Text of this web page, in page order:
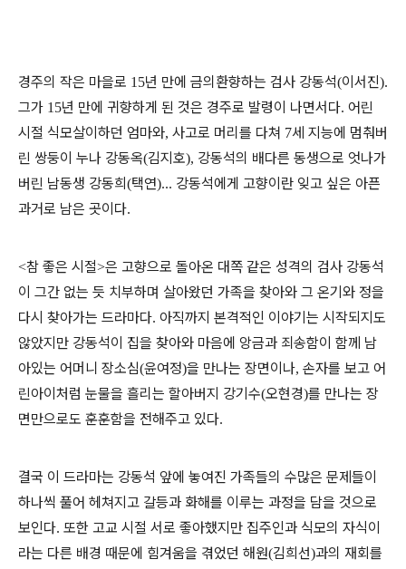
경주의 작은 마을로 15년 만에 금의환향하는 검사 강동석(이서진).
그가 15년 만에 귀향하게 된 것은 경주로 발령이 나면서다. 어린
시절 식모살이하던 엄마와, 사고로 머리를 다쳐 7세 지능에 멈춰버
린 쌍둥이 누나 강동옥(김지호), 강동석의 배다른 동생으로 엇나가
버린 남동생 강동희 (택연)... 강동석에게 고향이란 잊고 싶은 아픈
과거로 남은 곳이다.
<참 좋은 시절>은 고향으로 돌아온 대쪽 같은 성격의 검사 강동석
이 그간 없는 듯 치부하며 살아왔던 가족을 찾아와 그 온기와 정을
다시 찾아가는 드라마다. 아직까지 본격적인 이야기는 시작되지도
않았지만 강동석이 집을 찾아와 마음에 앙금과 죄송함이 함께 남
아있는 어머니 장소심(윤여정)을 만나는 장면이나, 손자를 보고 어
린아이처럼 눈물을 흘리는 할아버지 강기수(오현경)를 만나는 장
면만으로도 훈훈함을 전해주고 있다.
결국 이 드라마는 강동석 앞에 놓여진 가족들의 수많은 문제들이
하나씩 풀어 헤쳐지고 갈등과 화해를 이루는 과정을 담을 것으로
보인다. 또한 고교 시절 서로 좋아했지만 집주인과 식모의 자식이
라는 다른 배경 때문에 힘겨움을 겪었던 해원(김희선)과의 재회를